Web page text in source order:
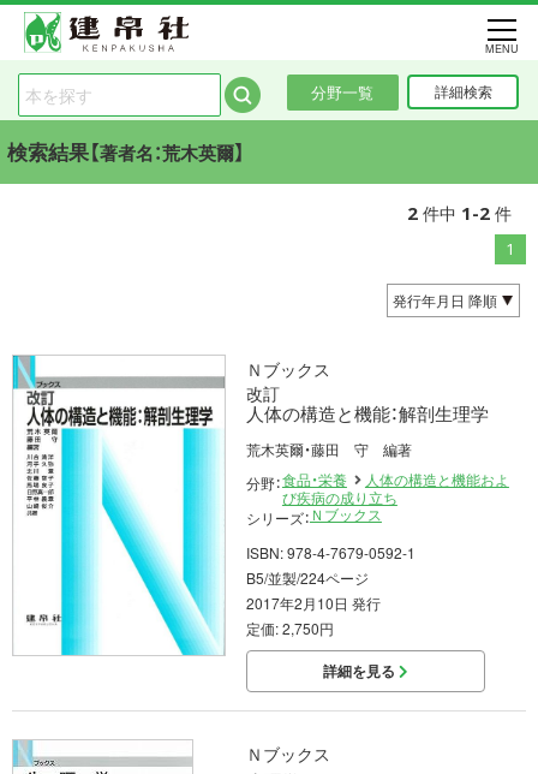
分野一覧 詳細検索
MENU
検索結果【著者名：荒木英爾】
2件中 1-2件
1
Ｎブックス
改訂
人体の構造と機能：解剖生理学
荒木英爾・藤田 守 編著
分野：食品・栄養
人体の構造と機能およ
び疾病の成り立ち
シリーズ： Ｎブックス
ISBN: 978-4-7679-0592-1
B5/並製/224ページ
2017年2月10日 発行
定価: 2,750円
詳細を見る
Ｎブックス